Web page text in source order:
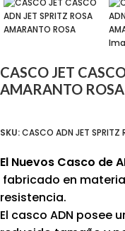
CASCO JET
AMARANTO ROSA
SKU:CASCO ADN JET SPRITZ
El Nuevos Casco de
fabricado en
resistencia.
El casco ADN posee